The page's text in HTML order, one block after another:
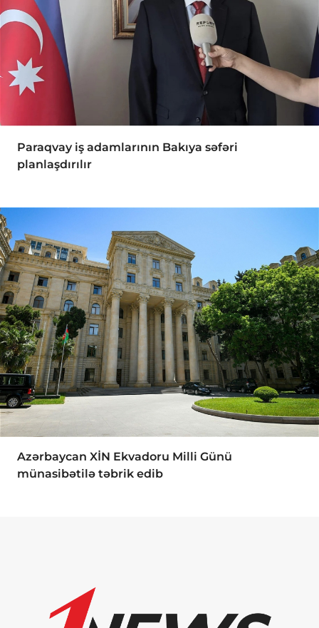
Paraqvay iş adamlarının Bakıya səfəri
planlaşdırılır
Azərbaycan XİN Ekvadoru Milli Günü
münasibətilə təbrik edib